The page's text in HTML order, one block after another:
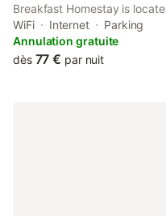
Breakfast Homestay is
Mont Saint Michel Abbey
WiFi Internet
Parking
Annulation gratuite
dès 77 € par nuit